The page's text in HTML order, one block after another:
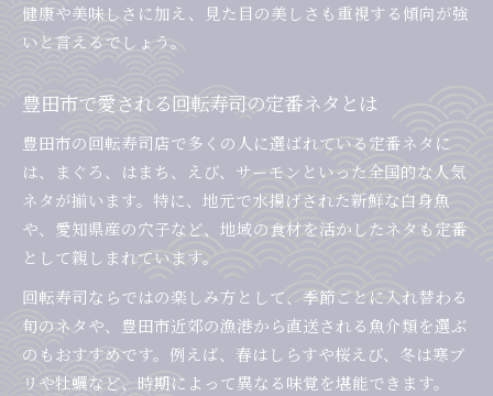
健康や美味しさに加え、見た目の美しさも重視する傾向が強
いと言えるでしょう。
豊田市で愛される回転寿司の定番ネタとは
豊田市の回転寿司店で多くの人に選ばれている定番ネタに
は、まぐろ、はまち、えび、サーモンといった全国的な人気
ネタが揃います。特に、地元で水揚げされた新鮮な白身魚
や、愛知県産の穴子など、地域の食材を活かしたネタも定番
として親しまれています。
回転寿司ならではの楽しみ方として、季節ごとに入れ替わる
旬のネタや、豊田市近郊の漁港から直送される魚介類を選ぶ
のもおすすめです。例えば、春はしらすや桜えび、冬は寒ブ
リや牡蠣など、時期によって異なる味覚を堪能できます。